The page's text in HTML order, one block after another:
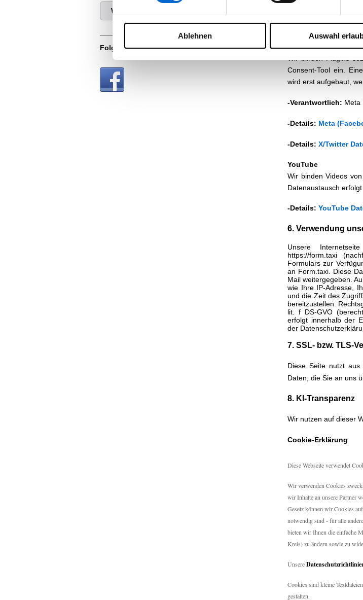
Ablehnen Auswahl
Limited, Gordon
-Details: Google
Social Media Plugins
Wir binden Plugins
Consent-Tool ein.
wird erst aufgebaut,
-Verantwortlich: Meta
-Details: Meta
-Details: X/Twitter
YouTube
Wir binden Videos
Datenaustausch
-Details: YouTube
6. Verwendung
Unsere
https://form.taxi
Formulars zur
an Form.taxi. Diese
Mail weitergegeben.
wie Ihre IP-Adresse,
und die Zeit des
bereitzustellen.
lit. f DS-GVO
erfolgt innerhalb der
der
7. SSL- bzw. TLS-
Diese Seite nutzt aus
Daten, die Sie an uns
8. KI-Transparenz
Wir nutzen auf dieser
Cookie-Erklärung
Diese Webseite verwendet
Wir verwenden Cookies
wir Inhalte an unsere Partner
Gesetz können wir Cookies
notwendig sind - für alle
bieten wir Ihnen die einfache
Kreis) zu ändern sowie zu
Unsere
Cookies sind kleine
gestalten.
Widerruf bestätigen
Folgen Sie uns auf Social Media: